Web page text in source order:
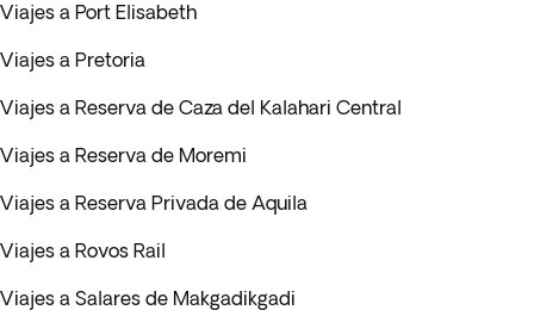
Viajes a Port Elisabeth
Viajes a Pretoria
Viajes a Reserva de Caza del Kalahari Central
Viajes a Reserva de Moremi
Viajes a Reserva Privada de Aquila
Viajes a Rovos Rail
Viajes a Salares de Makgadikgadi